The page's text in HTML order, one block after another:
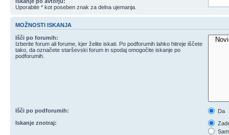
Uporabite * kot poseben znak za delna ujemanja.
MOŽNOSTI ISKANJA
Išči po forumih:
Izberite forum ali forume, kjer želite iskati. Po podforumih lahko hitreje iščete
tako, da označete starševski forum in spodaj omogočite iskanje po
podforumih.
Išči po podforumih:
Da
Iskanje znotraj: